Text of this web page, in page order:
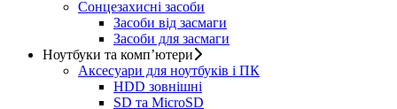
Сонцезахисні засоби
Засоби від засмаги
Засоби для засмаги
Ноутбуки та комп’ютери
Аксесуари для ноутбуків і ПК
HDD зовнішні
SD та MicroSD